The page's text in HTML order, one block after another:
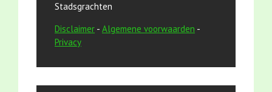
Stadsgrachten
Disclaimer - Algemene voorwaarden -
Privacy